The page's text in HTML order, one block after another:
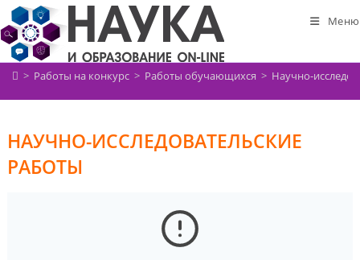
Перейти
к
содержимому
Меню
> Работы на конкурс > Работы обучающихся > Научно-
НАУЧНО-ИССЛЕДОВАТЕЛЬСКИЕ
РАБОТЫ